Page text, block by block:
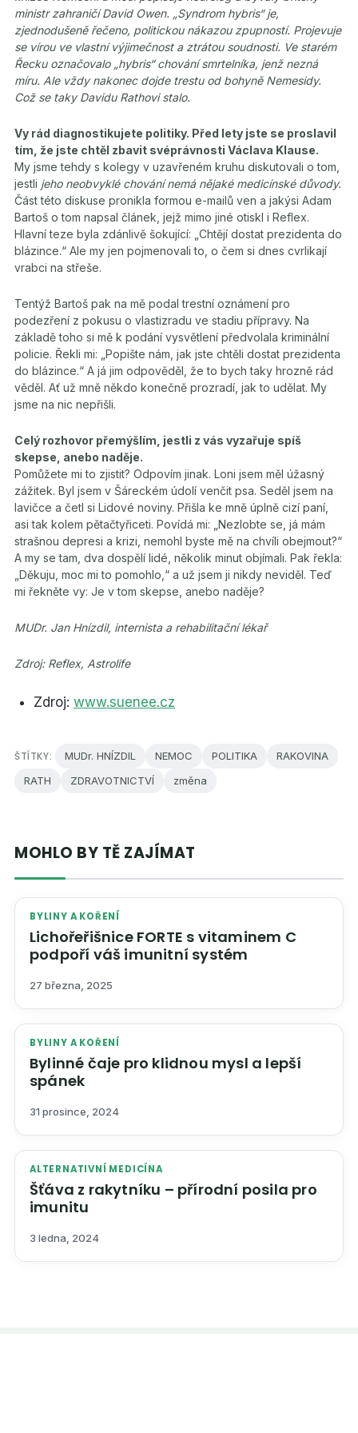
ministr zahraničí David Owen. „Syndrom hybris“ je,
zjednodušeně řečeno, politickou nákazou zpupností. Projevuje
se vírou ve vlastní výjimečnost a ztrátou soudnosti. Ve starém
Řecku označovalo „hybris“ chování smrtelníka, jenž nezná
míru. Ale vždy nakonec dojde trestu od bohyně Nemesidy.
Což se taky Davidu Rathovi stalo.
Vy rád diagnostikujete politiky. Před lety jste se proslavil
tím, že jste chtěl zbavit svéprávnosti Václava Klause.
My jsme tehdy s kolegy v uzavřeném kruhu diskutovali o tom,
jestli jeho neobvyklé chování nemá nějaké medicínské důvody.
Část této diskuse pronikla formou e-mailů ven a jakýsi Adam
Bartoš o tom napsal článek, jejž mimo jiné otiskl i Reflex.
Hlavní teze byla zdánlivě šokující: „Chtějí dostat prezidenta do
blázince.“ Ale my jen pojmenovali to, o čem si dnes cvrlikají
vrabci na střeše.
Tentýž Bartoš pak na mě podal trestní oznámení pro
podezření z pokusu o vlastizradu ve stadiu přípravy. Na
základě toho si mě k podání vysvětlení předvolala kriminální
policie. Řekli mi: „Popište nám, jak jste chtěli dostat prezidenta
do blázince.“ A já jim odpověděl, že to bych taky hrozně rád
věděl. Ať už mně někdo konečně prozradí, jak to udělat. My
jsme na nic nepřišli.
Celý rozhovor přemýšlím, jestli z vás vyzařuje spíš
skepse, anebo naděje.
Pomůžete mi to zjistit? Odpovím jinak. Loni jsem měl úžasný
zážitek. Byl jsem v Šáreckém údolí venčit psa. Seděl jsem na
lavičce a četl si Lidové noviny. Přišla ke mně úplně cizí paní,
asi tak kolem pětačtyřiceti. Povídá mi: „Nezlobte se, já mám
strašnou depresi a krizi, nemohl byste mě na chvíli obejmout?“
A my se tam, dva dospělí lidé, několik minut objímali. Pak řekla:
„Děkuju, moc mi to pomohlo,“ a už jsem ji nikdy neviděl. Teď
mi řekněte vy: Je v tom skepse, anebo naděje?
MUDr. Jan Hnízdil, internista a rehabilitační lékař
Zdroj: Reflex, Astrolife
Zdroj: www.suenee.cz
ŠTÍTKY: MUDr. HNÍZDIL NEMOC POLITIKA
RAKOVINA
RATH
ZDRAVOTNICTVÍ změna
MOHLO BY TĚ ZAJÍMAT
BYLINY A KOŘENÍ
Lichořeřišnice FORTE s vitaminem C
podpoří váš imunitní systém
27 března, 2025
BYLINY A KOŘENÍ
Bylinné čaje pro klidnou mysl a lepší
spánek
31 prosince, 2024
ALTERNATIVNÍ MEDICÍNA
Šťáva z rakytníku – přírodní posila pro
imunitu
3 ledna, 2024